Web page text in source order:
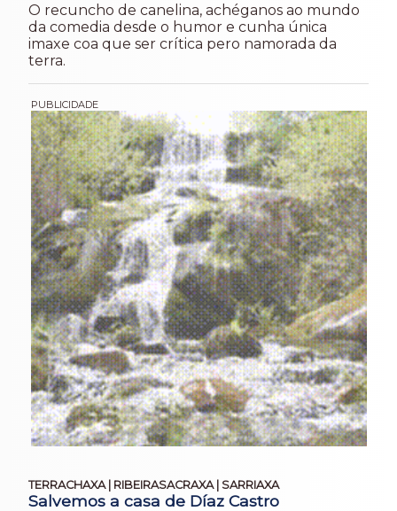
O recuncho de canelina, achéganos ao mundo
da comedia desde o humor e cunha única
imaxe coa que ser crítica pero namorada da
terra.
TERRACHAXA | RIBEIRASACRAXA | SARRIAXA
Salvemos a casa de Díaz Castro